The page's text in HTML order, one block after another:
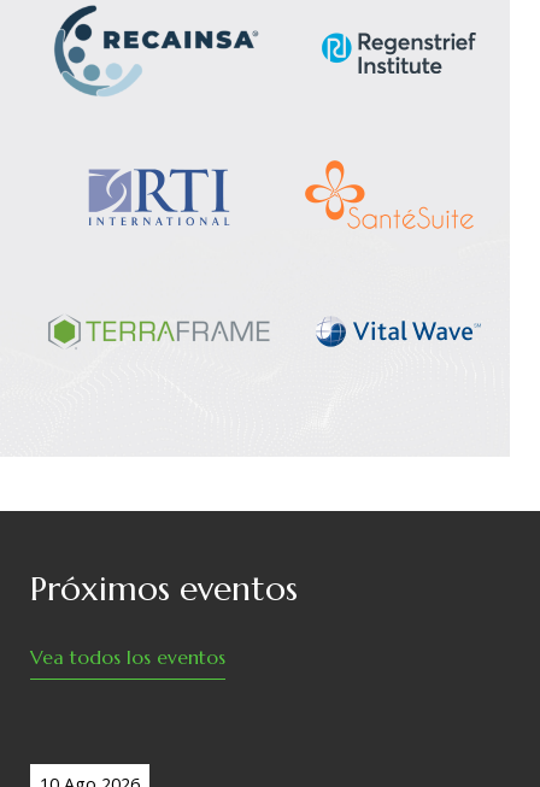
Próximos eventos
Vea todos los eventos